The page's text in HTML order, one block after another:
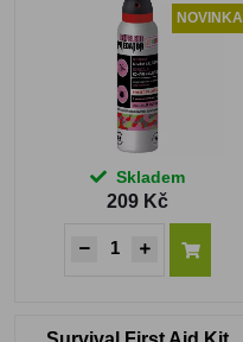
NOVINKA
Skladem
209 Kč